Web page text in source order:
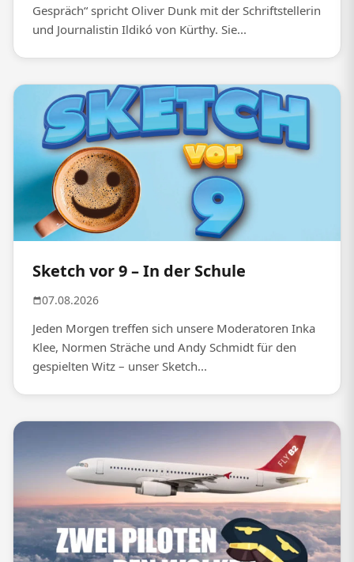
Gespräch“ spricht Oliver Dunk mit der Schriftstellerin
und Journalistin Ildikó von Kürthy. Sie...
Sketch vor 9 – In der Schule
07.08.2026
Jeden Morgen treffen sich unsere Moderatoren Inka
Klee, Normen Sträche und Andy Schmidt für den
gespielten Witz – unser Sketch...